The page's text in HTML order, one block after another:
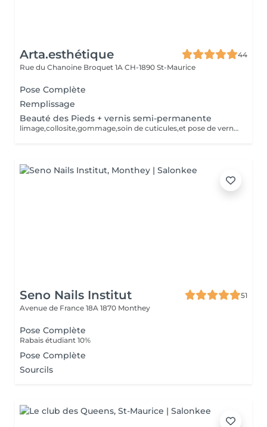
Arta.esthétique
44
Rue du Chanoine Broquet 1A CH-1890 St-Maurice
Pose Complète
Remplissage
Beauté des Pieds + vernis semi-permanente
limage,collosite,gommage,soin de cuticules,et pose de vernis semi permanent.
Seno Nails Institut
51
Avenue de France 18A 1870 Monthey
Pose Complète
Rabais étudiant 10%
Pose Complète
Sourcils